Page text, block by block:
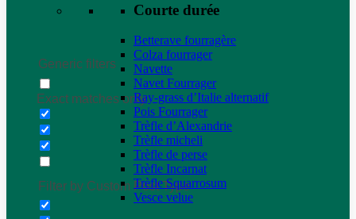
Generic filters
Exact matches only
Filter by Custom Post Type
Courte durée
Betterave fourragère
Colza fourrager
Navette
Navet Fourrager
Ray-grass d’Italie alternatif
Pois Fourrager
Trèfle d’Alexandrie
Trèfle micheli
Trèfle de perse
Trèfle Incarnat
Trèfle Squarrosum
Vesce velue